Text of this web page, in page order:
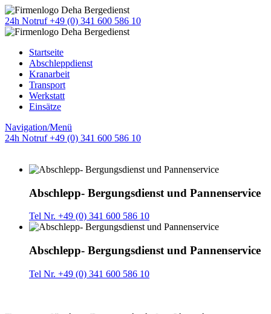
24h Notruf +49 (0) 341 600 586 10
Startseite
Abschleppdienst
Kranarbeit
Transport
Werkstatt
Einsätze
Navigation/Menü
24h Notruf +49 (0) 341 600 586 10
Abschlepp- Bergungsdienst und Pannenservice
Tel Nr. +49 (0) 341 600 586 10
Abschlepp- Bergungsdienst und Pannenservice
Tel Nr. +49 (0) 341 600 586 10